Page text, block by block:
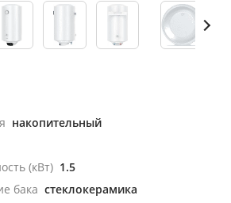
накопительный
(кВт) 1.5
бака стеклокерамика